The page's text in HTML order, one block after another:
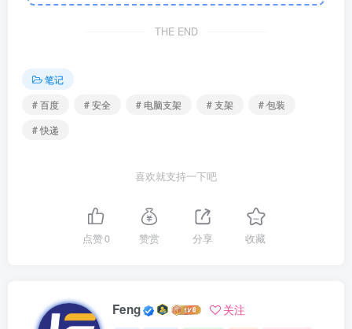
THE END
笔记
# 百度
# 安全 # 电脑支架 # 支架
# 包装
# 快递
喜欢就支持一下吧
点赞0 赞赏 分享 收藏
Feng 关注